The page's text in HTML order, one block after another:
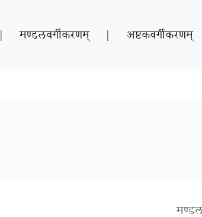
| मण्डलवर्गीकरणम् | अष्टकवर्गीकरणम्